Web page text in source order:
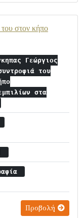
στον κήπο
Γεώργιος
του
στα
Προβολή